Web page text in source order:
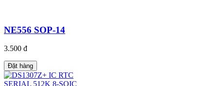
NE556 SOP-14
3.500 đ
Đặt hàng